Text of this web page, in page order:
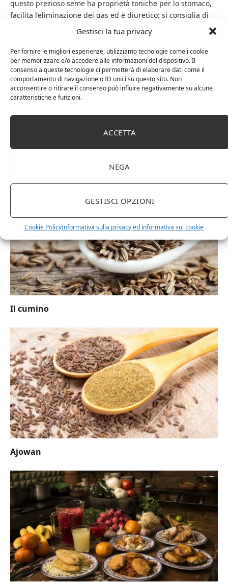
Gestisci la tua privacy
Per fornire le migliori esperienze, utilizziamo tecnologie come i cookie
per memorizzare e/o accedere alle informazioni del dispositivo. Il
consenso a queste tecnologie ci permetterà di elaborare dati come il
comportamento di navigazione o ID unici su questo sito. Non
acconsentire o ritirare il consenso può influire negativamente su alcune
caratteristiche e funzioni.
ACCETTA
NEGA
GESTISCI OPZIONI
Cookie PolicyInformativa sulla privacy ed informativa sui cookie
questo prezioso seme ha proprietà toniche per lo stomaco,
facilita l’eliminazione dei gas ed è diuretico: si consiglia di
fare un infuso nella quantità di un cucchiaino di semi per
coriandolo
Il cumino
Ajowan